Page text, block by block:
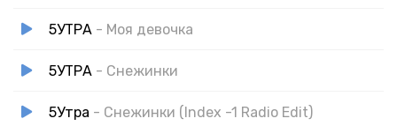
5УТРА - Моя девочка
5УТРА - Снежинки
5Утра - Снежинки (Index -1 Radio Edit)